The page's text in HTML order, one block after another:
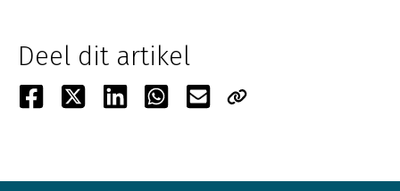
Deel dit artikel